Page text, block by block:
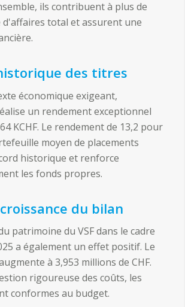
ils contribuent à plus de
d'affaires total et assurent une
des titres
économique exigeant,
un rendement exceptionnel
KCHF. Le rendement de 13,2 pour
moyen de placements
historique et renforce
les fonds propres.
du bilan
patrimoine du VSF dans le cadre
a également un effet positif. Le
à 3,953 millions de CHF.
rigoureuse des coûts, les
conformes au budget.